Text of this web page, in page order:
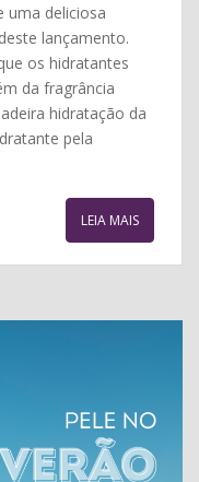
uma deliciosa
lançamento.
os hidratantes
da fragrância
hidratação da
pela
LEIA MAIS